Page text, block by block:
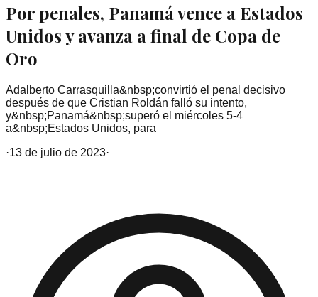
Por penales, Panamá vence a Estados
Unidos y avanza a final de Copa de
Oro
Adalberto Carrasquilla&nbsp;convirtió el penal decisivo
después de que Cristian Roldán falló su intento,
y&nbsp;Panamá&nbsp;superó el miércoles 5-4
a&nbsp;Estados Unidos, para
·13 de julio de 2023·